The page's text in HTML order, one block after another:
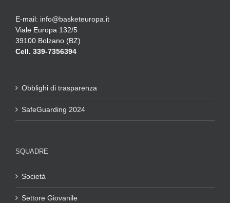
E-mail: info@basketeuropa.it
Viale Europa 132/5
39100 Bolzano (BZ)
Cell. 339-7356394
Obblighi di trasparenza
SafeGuarding 2024
SQUADRE
Società
Settore Giovanile